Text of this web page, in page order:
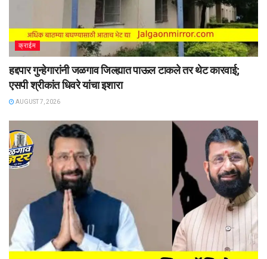
क्राईम
हद्दपार गुन्हेगारांनी जळगाव जिल्ह्यात पाऊल टाकले तर थेट कारवाई;
एसपी श्रीकांत धिवरे यांचा इशारा
AUGUST 7, 2026